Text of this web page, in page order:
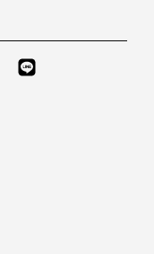
Whatsapp